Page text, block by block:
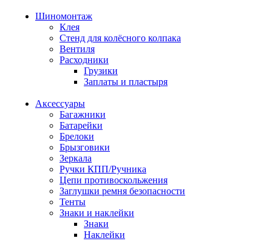
Шиномонтаж
Клея
Стенд для колёсного колпака
Вентиля
Расходники
Грузики
Заплаты и пластыря
Аксессуары
Багажники
Батарейки
Брелоки
Брызговики
Зеркала
Ручки КПП/Ручника
Цепи противоскольжения
Заглушки ремня безопасности
Тенты
Знаки и наклейки
Знаки
Наклейки